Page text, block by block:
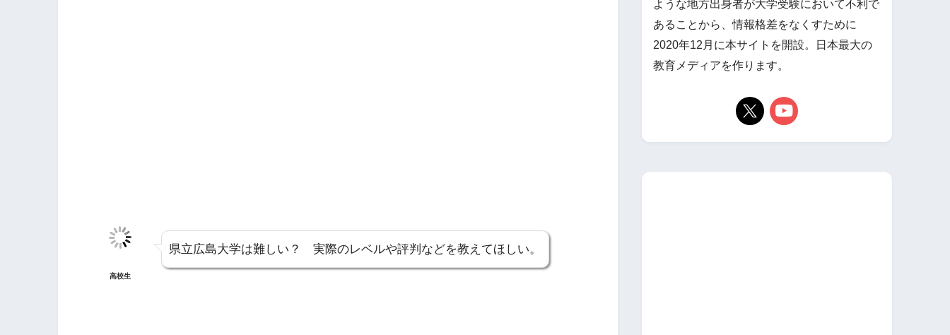
高校生
県立広島大学は難しい？ 実際のレベルや評判などを教えてほしい。
ような地方出身者が大学受験において不利で
あることから、情報格差をなくすために
2020年12月に本サイトを開設。日本最大の
教育メディアを作ります。